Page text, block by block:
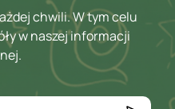
chwili. W tym celu
w naszej informacji